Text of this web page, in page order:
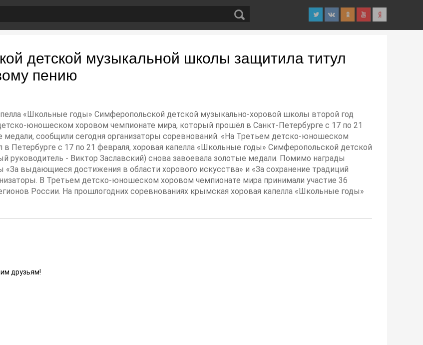
детской музыкальной школы защитила титул
пению
«Школьные годы» Симферопольской детской музыкально-хоровой школы второй год
юношеском хоровом чемпионате мира, который прошёл в Санкт-Петербурге с 17 по 21
сообщили сегодня организаторы соревнований. «На Третьем детско-юношеском
Петербурге с 17 по 21 февраля, хоровая капелла «Школьные годы» Симферопольской детской
- Виктор Заславский) снова завоевала золотые медали. Помимо награды
«За выдающиеся достижения в области хорового искусства» и «За сохранение традиций
В Третьем детско-юношеском хоровом чемпионате мира принимали участие 36
России. На прошлогодних соревнованиях крымская хоровая капелла «Школьные годы»
друзьям!